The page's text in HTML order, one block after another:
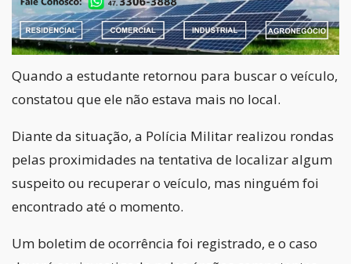
Quando a estudante retornou para buscar o veículo,
constatou que ele não estava mais no local.
Diante da situação, a Polícia Militar realizou rondas
pelas proximidades na tentativa de localizar algum
suspeito ou recuperar o veículo, mas ninguém foi
encontrado até o momento.
Um boletim de ocorrência foi registrado, e o caso